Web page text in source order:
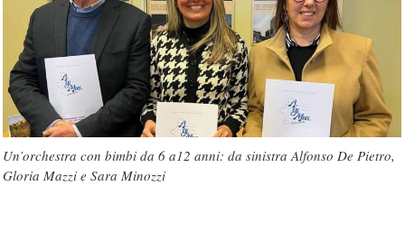
Un’orchestra con bimbi da 6 a12 anni: da sinistra Alfonso De Pietro,
Gloria Mazzi e Sara Minozzi